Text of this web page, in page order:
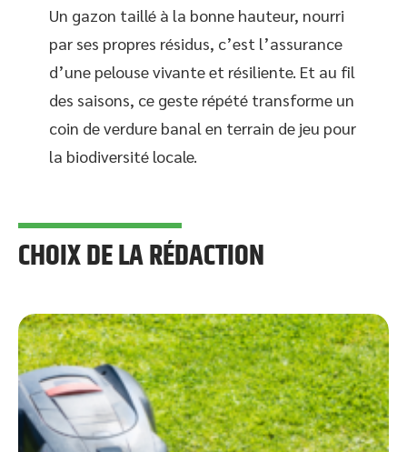
Un gazon taillé à la bonne hauteur, nourri
par ses propres résidus, c’est l’assurance
d’une pelouse vivante et résiliente. Et au fil
des saisons, ce geste répété transforme un
coin de verdure banal en terrain de jeu pour
la biodiversité locale.
CHOIX DE LA RÉDACTION